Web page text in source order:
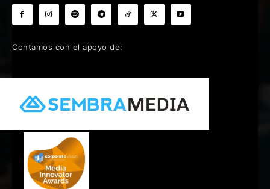
Contamos con el apoyo de: